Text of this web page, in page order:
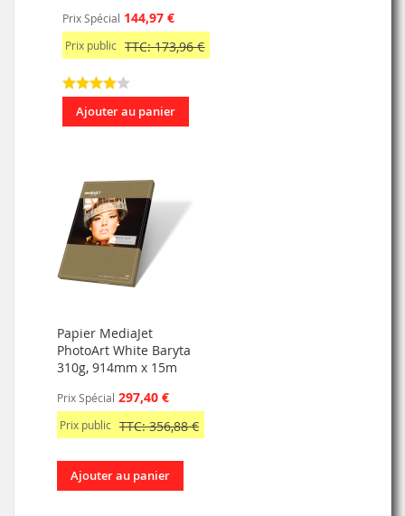
Prix Spécial 144,97 €
Prix public TTC: 173,96 €
Ajouter au panier
Papier MediaJet
PhotoArt White Baryta
310g, 914mm x 15m
Prix Spécial 297,40 €
Prix public TTC: 356,88 €
Ajouter au panier